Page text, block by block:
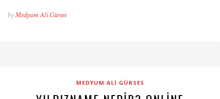
byMedyum Ali Gürses
MEDYUM ALI GÜRSES